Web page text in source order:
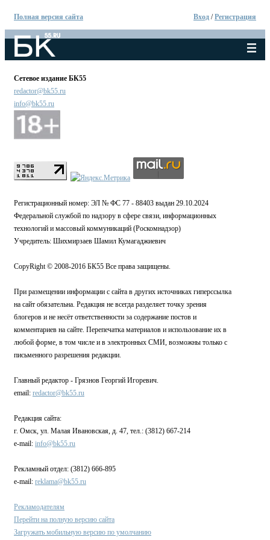
Полная версия сайта Вход /Регистрация
Сетевое издание БК55
redactor@bk55.ru
info@bk55.ru
Регистрационный номер: ЭЛ № ФС 77 - 88403 выдан 29.10.2024
Федеральной службой по надзору в сфере связи, информационных
технологий и массовый коммуникаций (Роскомнадзор)
Учредитель: Шихмирзаев Шамил Кумагаджиевич
CopyRight © 2008-2016 БК55 Все права защищены.
При размещении информации с сайта в других источниках гиперссылка
на сайт обязательна. Редакция не всегда разделяет точку зрения
блогеров и не несёт ответственности за содержание постов и
комментариев на сайте. Перепечатка материалов и использование их в
любой форме, в том числе и в электронных СМИ, возможны только с
письменного разрешения редакции.
Главный редактор - Грязнов Георгий Игоревич.
email: redactor@bk55.ru
Редакция сайта:
г. Омск, ул. Малая Ивановская, д. 47, тел.: (3812) 667-214
e-mail: info@bk55.ru
Рекламный отдел: (3812) 666-895
e-mail: reklama@bk55.ru
Рекламодателям
Перейти на полную версию сайта
Загружать мобильную версию по умолчанию